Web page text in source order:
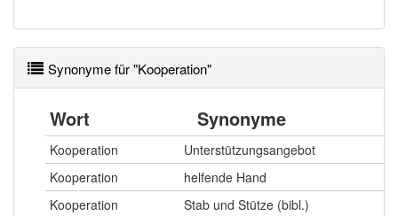
Synonyme für "Kooperation"
Wort Synonyme
Kooperation
Unterstützungsangebot
Kooperation
helfende Hand
Kooperation
Stab und Stütze (bibl.)